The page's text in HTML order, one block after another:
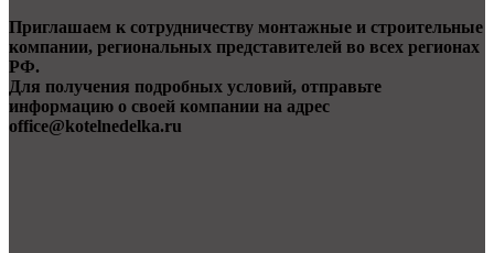
Приглашаем к сотрудничеству монтажные и строительные
компании, региональных представителей во всех регионах
РФ.
Для получения подробных условий, отправьте
информацию о своей компании на адрес
office@kotelnedelka.ru